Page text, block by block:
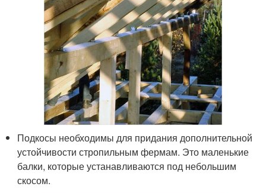
Подкосы необходимы для придания дополнительной
устойчивости стропильным фермам. Это маленькие
балки, которые устанавливаются под небольшим
скосом.